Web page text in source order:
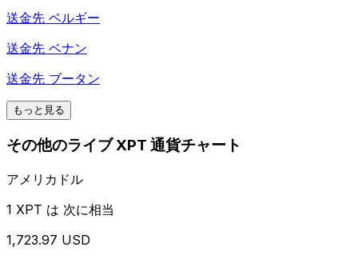
送金先 ベルギー
送金先 ベナン
送金先 ブータン
もっと見る
その他のライブ XPT 通貨チャート
アメリカドル
1 XPT は 次に相当
1,723.97 USD